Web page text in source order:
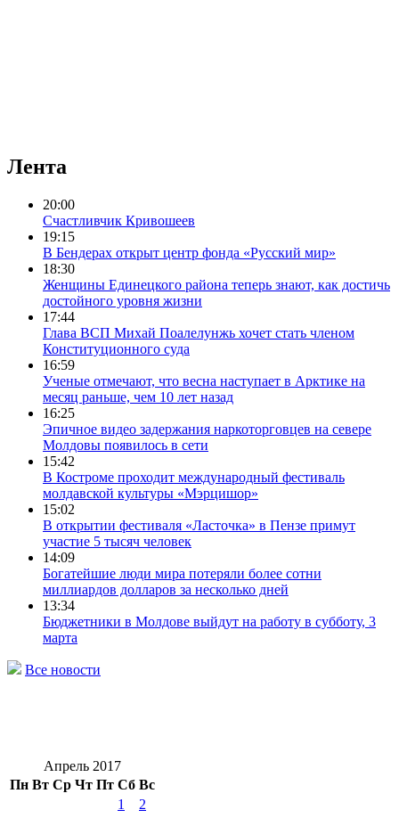
Лента
20:00
Счастливчик Кривошеев
19:15
В Бендерах открыт центр фонда «Русский мир»
18:30
Женщины Единецкого района теперь знают, как достичь
достойного уровня жизни
17:44
Глава ВСП Михай Поалелунжь хочет стать членом
Конституционного суда
16:59
Ученые отмечают, что весна наступает в Арктике на
месяц раньше, чем 10 лет назад
16:25
Эпичное видео задержания наркоторговцев на севере
Молдовы появилось в сети
15:42
В Костроме проходит международный фестиваль
молдавской культуры «Мэрцишор»
15:02
В открытии фестиваля «Ласточка» в Пензе примут
участие 5 тысяч человек
14:09
Богатейшие люди мира потеряли более сотни
миллиардов долларов за несколько дней
13:34
Бюджетники в Молдове выйдут на работу в субботу, 3
марта
Все новости
Апрель 2017
Пн Вт Ср Чт Пт Сб Вс
1
2